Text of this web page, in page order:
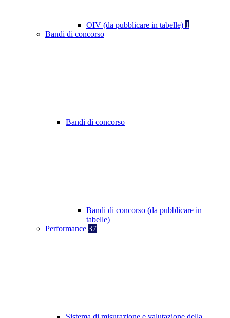
OIV (da pubblicare in tabelle) 1
Bandi di concorso
Bandi di concorso
Bandi di concorso (da pubblicare in
tabelle)
Performance 37